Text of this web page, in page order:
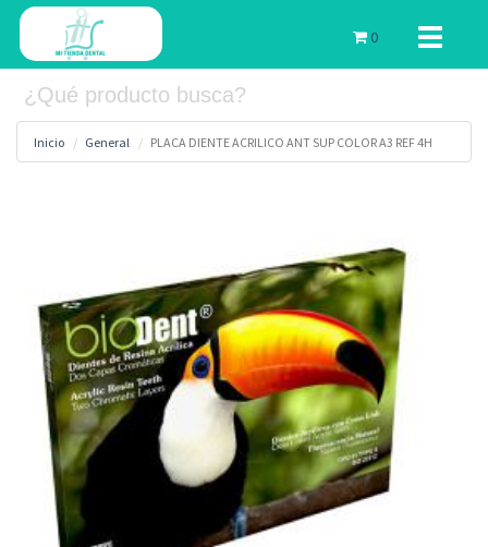
Toggle
0
Inicio General PLACA DIENTE ACRILICO ANT SUP COLOR A3 REF 4H